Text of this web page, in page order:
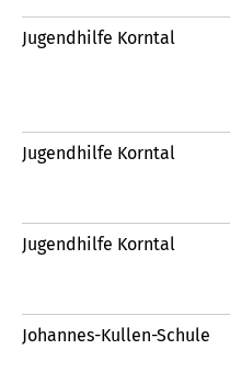
Jugendhilfe Korntal
Jugendhilfe Korntal
Jugendhilfe Korntal
Johannes-Kullen-Schule